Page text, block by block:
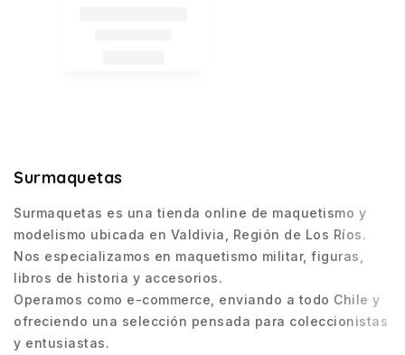
Surmaquetas
Surmaquetas es una tienda online de maquetismo y
modelismo ubicada en Valdivia, Región de Los Ríos.
Nos especializamos en maquetismo militar, figuras,
libros de historia y accesorios.
Operamos como e-commerce, enviando a todo Chile y
ofreciendo una selección pensada para coleccionistas
y entusiastas.